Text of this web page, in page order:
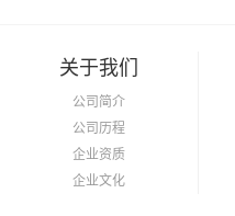
关于我们
公司简介
公司历程
企业资质
企业文化